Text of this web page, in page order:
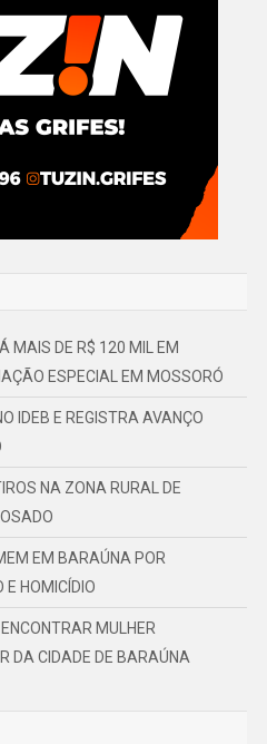
MAIS DE R$ 120 MIL EM
ESPECIAL EM MOSSORÓ
IDEB E REGISTRA AVANÇO
NA ZONA RURAL DE
EM BARAÚNA POR
E HOMICÍDIO
MULHER
DA CIDADE DE BARAÚNA